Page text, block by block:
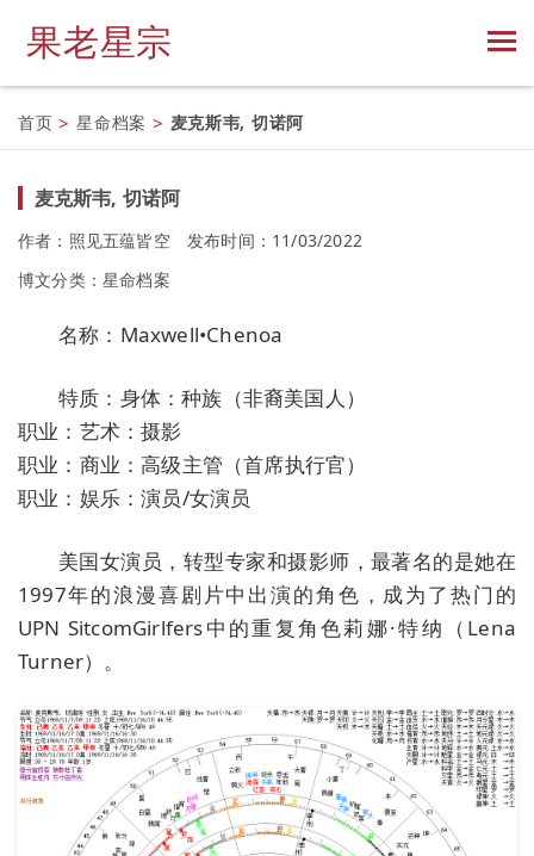
果老星宗
首页 > 星命档案 > 麦克斯韦, 切诺阿
麦克斯韦, 切诺阿
作者：照见五蕴皆空
发布时间：11/03/2022
博文分类： 星命档案
名称：Maxwell•Chenoa
特质：身体：种族（非裔美国人）
职业：艺术：摄影
职业：商业：高级主管（首席执行官）
职业：娱乐：演员/女演员
美国女演员，转型专家和摄影师，最著名的是她在
1997年的浪漫喜剧片中出演的角色，成为了热门的
UPN SitcomGirlfers中的重复角色莉娜·特纳（Lena
Turner）。